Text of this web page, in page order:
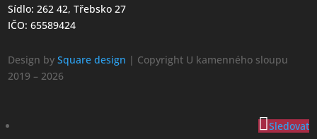
Sídlo: 262 42, Třebsko 27
IČO: 65589424
Design bySquare design | Copyright U kamenného sloupu
2019 – 2026
Sledovat